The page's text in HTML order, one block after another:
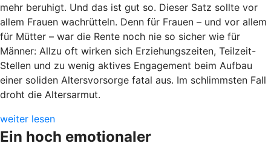
mehr beruhigt. Und das ist gut so. Dieser Satz sollte vor
allem Frauen wachrütteln. Denn für Frauen – und vor allem
für Mütter – war die Rente noch nie so sicher wie für
Männer: Allzu oft wirken sich Erziehungszeiten, Teilzeit-
Stellen und zu wenig aktives Engagement beim Aufbau
einer soliden Altersvorsorge fatal aus. Im schlimmsten Fall
droht die Altersarmut.
weiter lesen
Ein hoch emotionaler